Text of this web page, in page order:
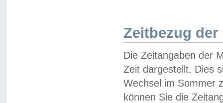
Zeitbezug der
Die Zeitangaben der
Zeit dargestellt. Dies
Wechsel im Sommer
können Sie die